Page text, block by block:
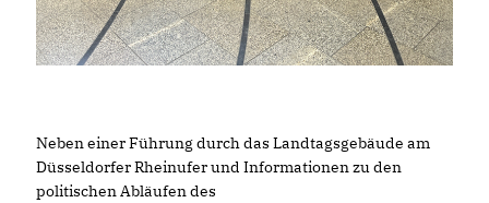
Neben einer Führung durch das Landtagsgebäude am
Düsseldorfer Rheinufer und Informationen zu den
politischen Abläufen des